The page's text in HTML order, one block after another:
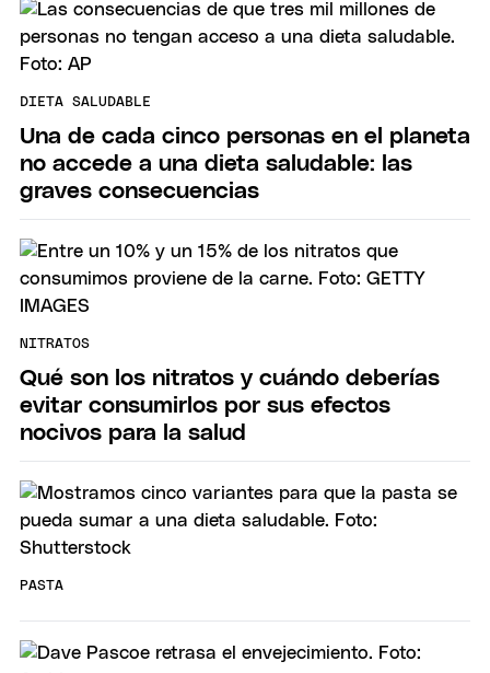
DIETA SALUDABLE
Una de cada cinco personas en el planeta
no accede a una dieta saludable: las
graves consecuencias
NITRATOS
Qué son los nitratos y cuándo deberías
evitar consumirlos por sus efectos
nocivos para la salud
PASTA